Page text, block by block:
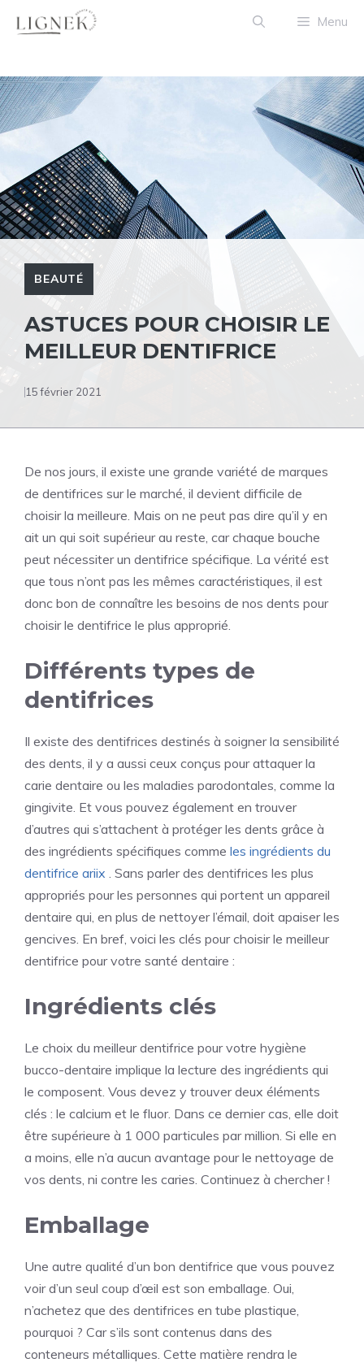
Menu
BEAUTÉ
ASTUCES POUR CHOISIR LE
MEILLEUR DENTIFRICE
15 février 2021
De nos jours, il existe une grande variété de marques
de dentifrices sur le marché, il devient difficile de
choisir la meilleure. Mais on ne peut pas dire qu’il y en
ait un qui soit supérieur au reste, car chaque bouche
peut nécessiter un dentifrice spécifique. La vérité est
que tous n’ont pas les mêmes caractéristiques, il est
donc bon de connaître les besoins de nos dents pour
choisir le dentifrice le plus approprié.
Différents types de
dentifrices
Il existe des dentifrices destinés à soigner la sensibilité
des dents, il y a aussi ceux conçus pour attaquer la
carie dentaire ou les maladies parodontales, comme la
gingivite. Et vous pouvez également en trouver
d’autres qui s’attachent à protéger les dents grâce à
des ingrédients spécifiques comme les ingrédients du
dentifrice ariix . Sans parler des dentifrices les plus
appropriés pour les personnes qui portent un appareil
dentaire qui, en plus de nettoyer l’émail, doit apaiser les
gencives. En bref, voici les clés pour choisir le meilleur
dentifrice pour votre santé dentaire :
Ingrédients clés
Le choix du meilleur dentifrice pour votre hygiène
bucco-dentaire implique la lecture des ingrédients qui
le composent. Vous devez y trouver deux éléments
clés : le calcium et le fluor. Dans ce dernier cas, elle doit
être supérieure à 1 000 particules par million. Si elle en
a moins, elle n’a aucun avantage pour le nettoyage de
vos dents, ni contre les caries. Continuez à chercher !
Emballage
Une autre qualité d’un bon dentifrice que vous pouvez
voir d’un seul coup d’œil est son emballage. Oui,
n’achetez que des dentifrices en tube plastique,
pourquoi ? Car s’ils sont contenus dans des
conteneurs métalliques. Cette matière rendra le